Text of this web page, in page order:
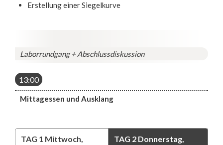
Erstellung einer Siegelkurve
Laborrundgang + Abschlussdiskussion
13:00
Mittagessen und Ausklang
TAG 1 Mittwoch,
TAG 2 Donnerstag,